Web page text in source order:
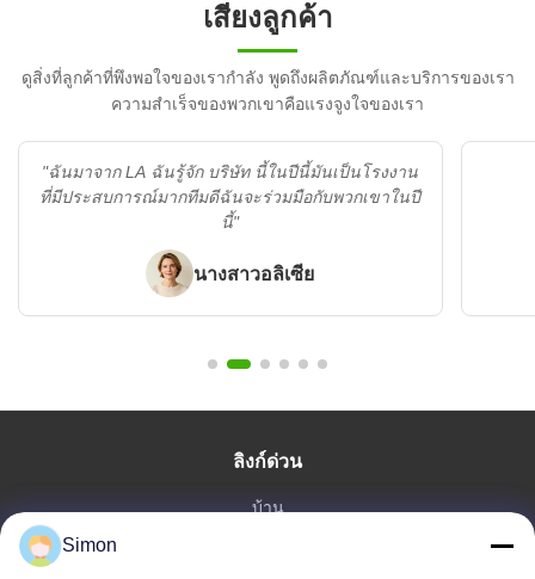
เสียงลูกค้า
ดูสิ่งที่ลูกค้าที่พึงพอใจของเรากำลัง พูดถึงผลิตภัณฑ์และบริการของเรา
ความสำเร็จของพวกเขาคือแรงจูงใจของเรา
"ฉันมาจาก LA ฉันรู้จัก บริษัท นี้ในปีนี้มันเป็นโรงงาน
ที่มีประสบการณ์มากทีมดีฉันจะร่วมมือกับพวกเขาในปี
นี้"
นางสาวอลิเซีย
ลิงก์ด่วน
บ้าน
Simon